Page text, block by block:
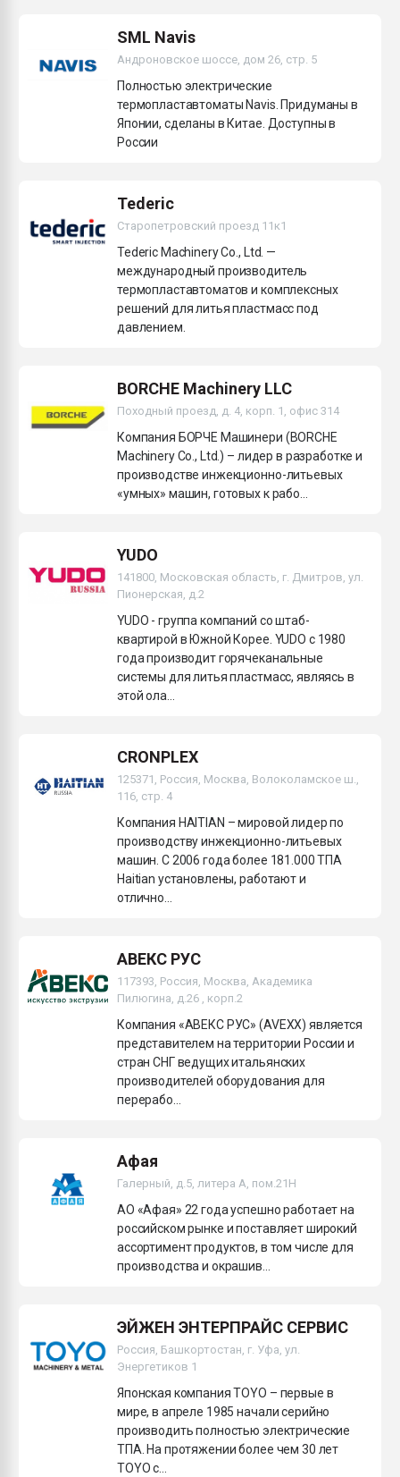
SML Navis
Андроновское шоссе, дом 26, стр. 5
Полностью электрические
термопластавтоматы Navis. Придуманы в
Японии, сделаны в Китае. Доступны в
России
Tederic
Старопетровский проезд 11к1
Tederic Machinery Co., Ltd. —
международный производитель
термопластавтоматов и комплексных
решений для литья пластмасс под
давлением.
YUDO
141800, Московская область, г. Дмитров, ул.
Пионерская, д.2
YUDO - группа компаний со штаб-
квартирой в Южной Корее. YUDO c 1980
года производит горячеканальные
системы для литья пластмасс, являясь в
этой ола...
BORCHE Machinery LLC
Походный проезд, д. 4, корп. 1, офис 314
Компания БОРЧЕ Машинери (BORCHE
Machinery Co., Ltd.) – лидер в разработке и
производстве инжекционно-литьевых
«умных» машин, готовых к рабо...
CRONPLEX
125371, Россия, Москва, Волоколамское ш.,
116, стр. 4
Компания HAITIAN – мировой лидер по
производству инжекционно-литьевых
машин. С 2006 года более 181.000 ТПА
Haitian установлены, работают и
отлично...
АВЕКС РУС
117393, Россия, Москва, Академика
Пилюгина, д.26 , корп.2
Компания «АВЕКС РУС» (AVEXX) является
представителем на территории России и
стран СНГ ведущих итальянских
производителей оборудования для
перерабо...
Афая
Галерный, д.5, литера А, пом.21H
АО «Афая» 22 года успешно работает на
российском рынке и поставляет широкий
ассортимент продуктов, в том числе для
производства и окрашив...
ЭЙЖЕН ЭНТЕРПРАЙС СЕРВИС
Россия, Башкортостан, г. Уфа, ул.
Энергетиков 1
Японская компания TOYO – первые в
мире, в апреле 1985 начали серийно
производить полностью электрические
ТПА. На протяжении более чем 30 лет
TOYO с...